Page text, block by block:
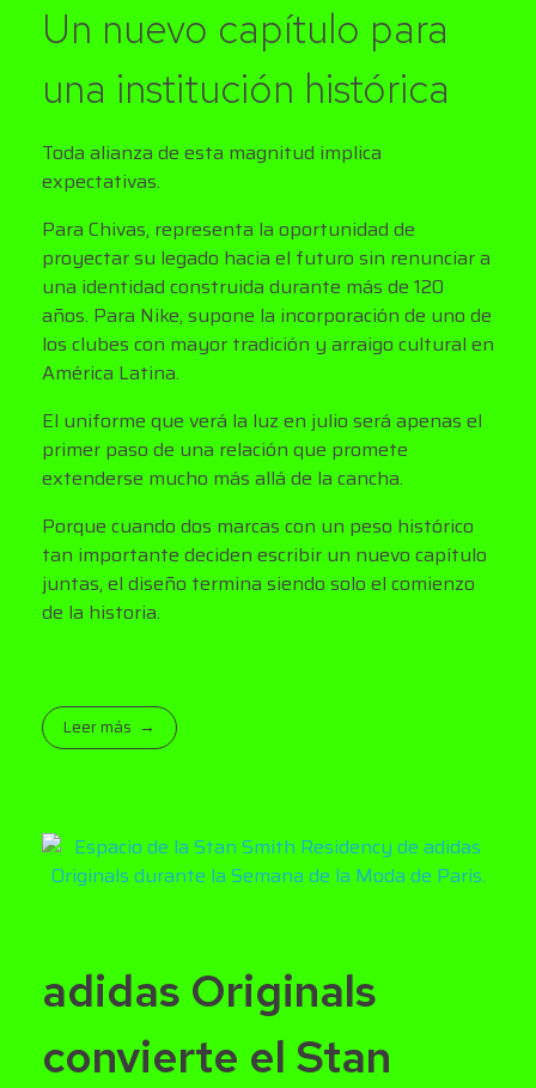
Un nuevo capítulo para
una institución histórica
Toda alianza de esta magnitud implica
expectativas.
Para Chivas, representa la oportunidad de
proyectar su legado hacia el futuro sin renunciar a
una identidad construida durante más de 120
años. Para Nike, supone la incorporación de uno de
los clubes con mayor tradición y arraigo cultural en
América Latina.
El uniforme que verá la luz en julio será apenas el
primer paso de una relación que promete
extenderse mucho más allá de la cancha.
Porque cuando dos marcas con un peso histórico
tan importante deciden escribir un nuevo capítulo
juntas, el diseño termina siendo solo el comienzo
de la historia.
Leer más
adidas Originals
convierte el Stan